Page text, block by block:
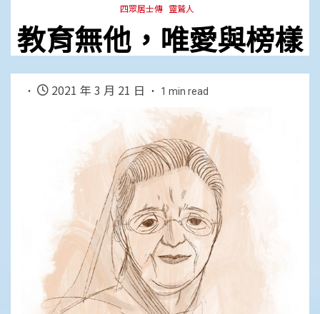
四眾居士傳 靈鷲人
教育無他，唯愛與榜樣
2021 年 3 月 21 日 1 min read